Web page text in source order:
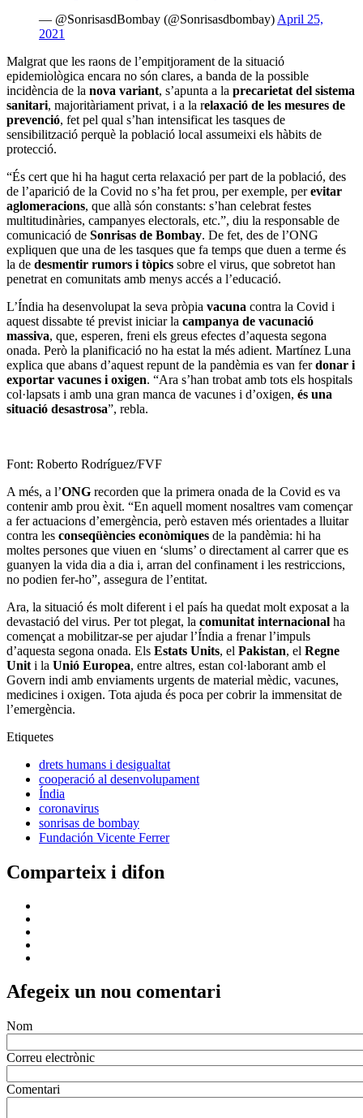
— @SonrisasdBombay (@Sonrisasdbombay)April 25,
2021
Malgrat que les raons de l’empitjorament de la situació
epidemiològica encara no són clares, a banda de la possible
incidència de la nova variant, s’apunta a la precarietat del sistema
sanitari, majoritàriament privat, i a la relaxació de les mesures de
prevenció, fet pel qual s’han intensificat les tasques de
sensibilització perquè la població local assumeixi els hàbits de
protecció.
“És cert que hi ha hagut certa relaxació per part de la població, des
de l’aparició de la Covid no s’ha fet prou, per exemple, perevitar
aglomeracions, que allà són constants: s’han celebrat festes
multitudinàries, campanyes electorals, etc.”, diu la responsable de
comunicació de Sonrisas de Bombay. De fet, des de l’ONG
expliquen que una de les tasques que fa temps que duen a terme és
la de desmentir rumors i tòpics sobre el virus, que sobretot han
penetrat en comunitats amb menys accés a l’educació.
L’Índia ha desenvolupat la seva pròpia vacuna contra la Covid i
aquest dissabte té previst iniciar la campanya de vacunació
massiva, que, esperen, freni els greus efectes d’aquesta segona
onada. Però la planificació no ha estat la més adient. Martínez Luna
explica que abans d’aquest repunt de la pandèmia es van ferdonar i
exportar vacunes i oxigen. “Ara s’han trobat amb tots els hospitals
col·lapsats i amb una gran manca de vacunes i d’oxigen, és una
situació desastrosa”, rebla.
Font: Roberto Rodríguez/FVF
A més, a l’ONG recorden que la primera onada de la Covid es va
contenir amb prou èxit. “En aquell moment nosaltres vam començar
a fer actuacions d’emergència, però estaven més orientades a lluitar
contra les conseqüències econòmiques de la pandèmia: hi ha
moltes persones que viuen en ‘slums’ o directament al carrer que es
guanyen la vida dia a dia i, arran del confinament i les restriccions,
no podien fer-ho”, assegura de l’entitat.
Ara, la situació és molt diferent i el país ha quedat molt exposat a la
devastació del virus. Per tot plegat, la comunitat internacional ha
començat a mobilitzar-se per ajudar l’Índia a frenar l’impuls
d’aquesta segona onada. Els Estats Units, el Pakistan, el Regne
Uniti la Unió Europea, entre altres, estan col·laborant amb el
Govern indi amb enviaments urgents de material mèdic, vacunes,
medicines i oxigen. Tota ajuda és poca per cobrir la immensitat de
l’emergència.
Etiquetes
drets humans i desigualtat
cooperació al desenvolupament
Índia
coronavirus
sonrisas de bombay
Fundación Vicente Ferrer
Comparteix i difon
Afegeix un nou comentari
Nom
Correu electrònic
Comentari